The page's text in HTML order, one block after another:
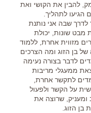
להבין את הקושי ואת
לתהליך.
לדרך שבה אני נותנת
מבט שונות, יכולת
מזווית אחרת, ללמוד
בן הזוג ומה הצרכים
לדבר בצורה נעימה
ממעגלי מריבות
לתקשר אחרת,
על הקשר ולפעול
ומעניק, שרוצה את
בן הזוג.